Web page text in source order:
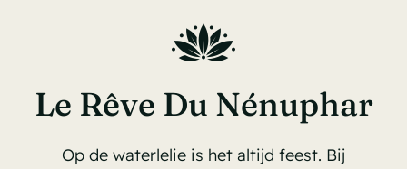
Le Rêve Du Nénuphar
Op de waterlelie is het altijd feest. Bij